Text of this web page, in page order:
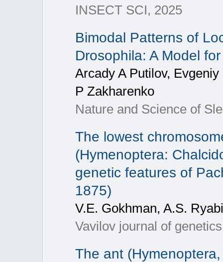
INSECT SCI, 2025
Bimodal Patterns of
Drosophila: A Model
Arcady A Putilov,
P Zakharenko
Nature and Science of
The lowest
(Hymenoptera:
genetic features of
1875)
V.E. Gokhman, A.S.
Vavilov journal of
The ant